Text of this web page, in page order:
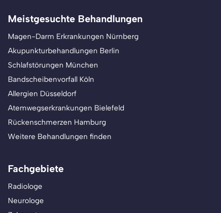
Meistgesuchte Behandlungen
Magen-Darm Erkrankungen Nürnberg
Akupunkturbehandlungen Berlin
Schlafstörungen München
Bandscheibenvorfall Köln
Allergien Düsseldorf
Atemwegserkrankungen Bielefeld
Rückenschmerzen Hamburg
Weitere Behandlungen finden
Fachgebiete
Radiologe
Neurologe